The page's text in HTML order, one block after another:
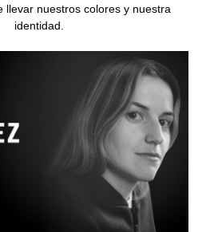
llevar nuestros colores y nuestra
identidad.